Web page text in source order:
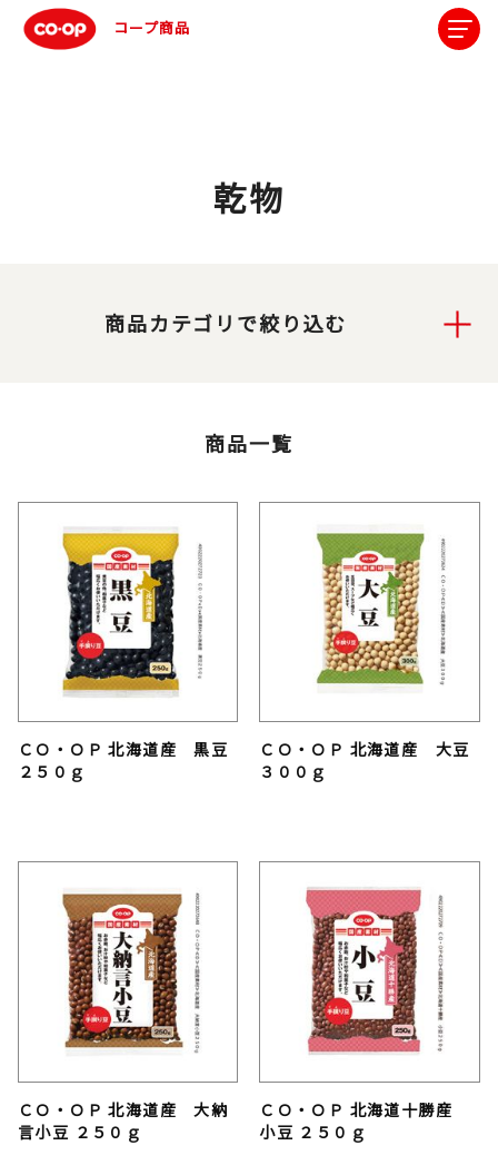
コープ商品
乾物
商品カテゴリで絞り込む
商品一覧
ＣＯ・ＯＰ 北海道産 黒豆
２５０ｇ
ＣＯ・ＯＰ 北海道産 大豆
３００ｇ
ＣＯ・ＯＰ 北海道産 大納
言小豆 ２５０ｇ
ＣＯ・ＯＰ 北海道十勝産
小豆 ２５０ｇ